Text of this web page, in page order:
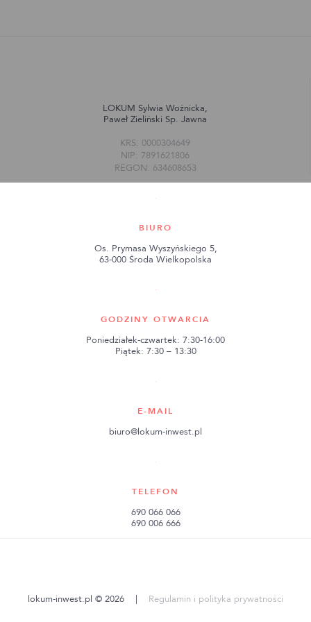
LOKUM Sylwia Woźnicka,
Paweł Zieliński Sp. Jawna
KRS: 0000304649
NIP: 7891621806
REGON: 634608653
BIURO
Os. Prymasa Wyszyńskiego 5,
63-000 Środa Wielkopolska
GODZINY OTWARCIA
Poniedziałek-czwartek: 7:30-16:00
Piątek: 7:30 – 13:30
E-MAIL
biuro@lokum-inwest.pl
TELEFON
690 066 066
690 006 666
lokum-inwest.pl © 2026 | Regulamin i polityka prywatności